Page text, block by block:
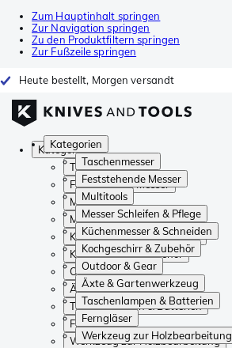
Zum Hauptinhalt springen
Zur Navigation springen
Zu den Produktfiltern springen
Zur Fußzeile springen
Heute bestellt, Morgen versandt
Kategorien
Taschenmesser
Feststehende Messer
Multitools
Messer Schleifen & Pflege
Küchenmesser & Schneiden
Kochgeschirr & Zubehör
Outdoor & Gear
Äxte & Gartenwerkzeug
Taschenlampen & Batterien
Ferngläser
Werkzeug zur Holzbearbeitung
Kategorien
Taschenmesser
Feststehende Messer
Multitools
Messer Schleifen & Pflege
Küchenmesser & Schneiden
Kochgeschirr & Zubehör
Outdoor & Gear
Äxte & Gartenwerkzeug
Taschenlampen & Batterien
Ferngläser
Werkzeug zur Holzbearbeitung